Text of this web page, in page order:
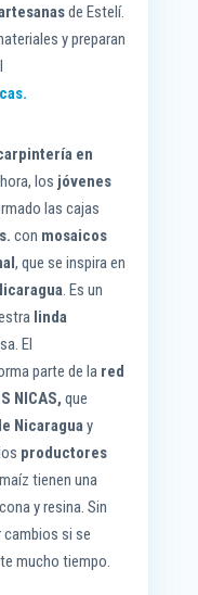
de Estelí.
y preparan
en
los jóvenes
las cajas
con mosaicos
, que se inspira en
. Es un
linda
El
parte de la red
NICAS, que
Nicaraguay
productores
tienen una
y resina. Sin
si se
mucho tiempo.